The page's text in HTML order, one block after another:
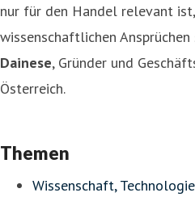
nur für den Handel relevant
wissenschaftlichen
Dainese, Gründer und
Österreich.
Themen
Wissenschaft, Technologie